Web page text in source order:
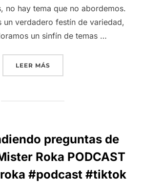
no hay tema que no abordemos.
un verdadero festín de variedad,
un sinfín de temas …
LEER MÁS“
preguntas de
Roka PODCAST
#podcast #tiktok